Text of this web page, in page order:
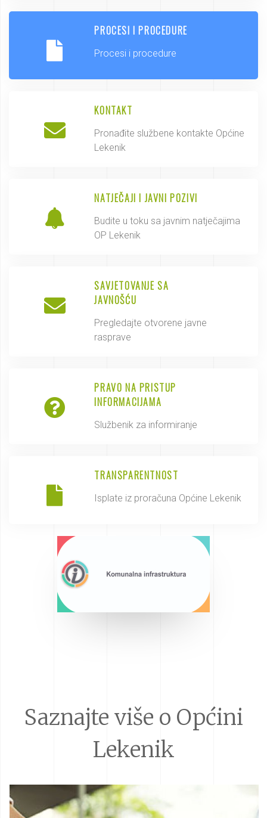
PROCESI I PROCEDURE
Procesi i procedure
KONTAKT
Pronađite službene kontakte Općine
Lekenik
NATJEČAJI I JAVNI POZIVI
Budite u toku sa javnim natječajima
OP Lekenik
SAVJETOVANJE SA
JAVNOŠĆU
Pregledajte otvorene javne
rasprave
PRAVO NA PRISTUP
INFORMACIJAMA
Službenik za informiranje
TRANSPARENTNOST
Isplate iz proračuna Općine Lekenik
Saznajte više o Općini
Lekenik